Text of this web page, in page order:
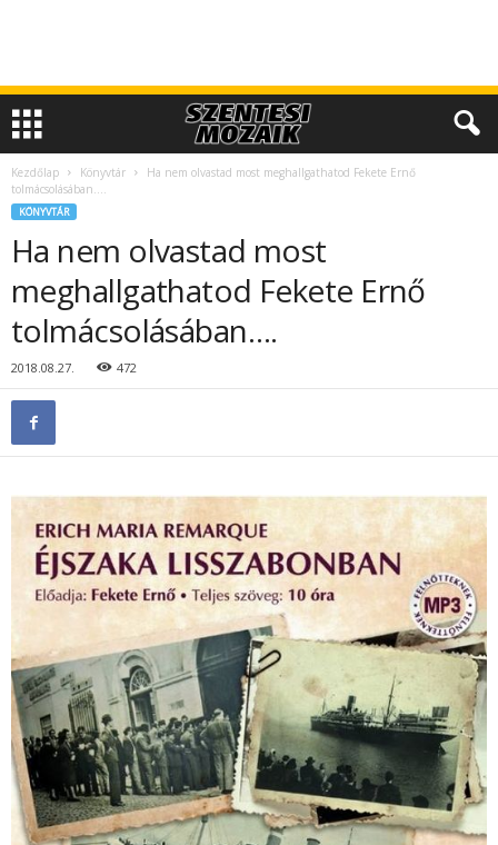
Kezdőlap Könyvtár
Ha nem olvastad most meghallgathatod Fekete Ernő
tolmácsolásában….
KÖNYVTÁR
Ha nem olvastad most
meghallgathatod Fekete Ernő
tolmácsolásában….
2018.08.27. 472